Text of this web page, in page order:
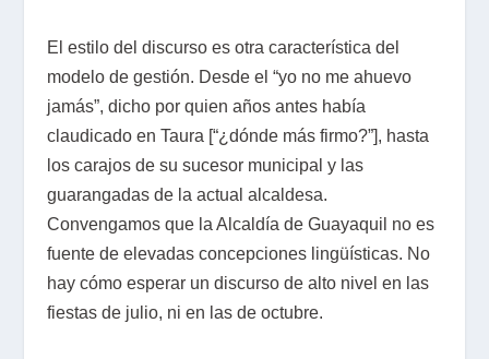
El estilo del discurso es otra característica del
modelo de gestión. Desde el “yo no me ahuevo
jamás”, dicho por quien años antes había
claudicado en Taura [“¿dónde más firmo?”], hasta
los carajos de su sucesor municipal y las
guarangadas de la actual alcaldesa.
Convengamos que la Alcaldía de Guayaquil no es
fuente de elevadas concepciones lingüísticas. No
hay cómo esperar un discurso de alto nivel en las
fiestas de julio, ni en las de octubre.